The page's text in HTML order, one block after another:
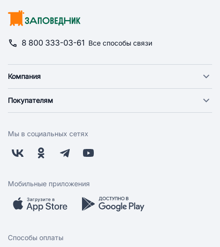
8 800 333-03-61 Все способы связи
Компания
Новости
Поставщикам
Заводчикам
Работа у нас
Покупателям
Экспресс доставка
Возврат
Магазины
Бренды
Мы в социальных сетях
Мобильные приложения
Способы оплаты